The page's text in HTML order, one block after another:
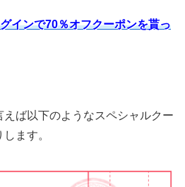
インで70％オフクーポンを貰っ
ば以下のようなスペシャルクー
ます。